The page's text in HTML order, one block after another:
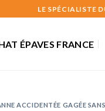
LE SPÉCIALISTE
ÉPAVES FRANCE
ACCIDENTÉE GAGÉE